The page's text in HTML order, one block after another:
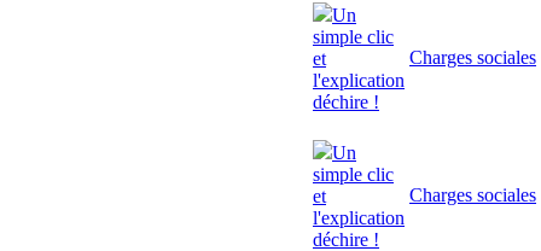
Un
simple clic
et
l'explication
déchire !
Charges sociales
Un
simple clic
et
l'explication
déchire !
Charges sociales